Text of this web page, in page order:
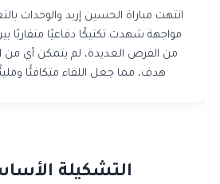
مواجهة شهدت تكتيكًا دفاعيًا متقاربًا
من الفرص العديدة، لم يتمكن أي من
هدف، مما جعل اللقاء متكافئًا ومليئًا
التشكيلة